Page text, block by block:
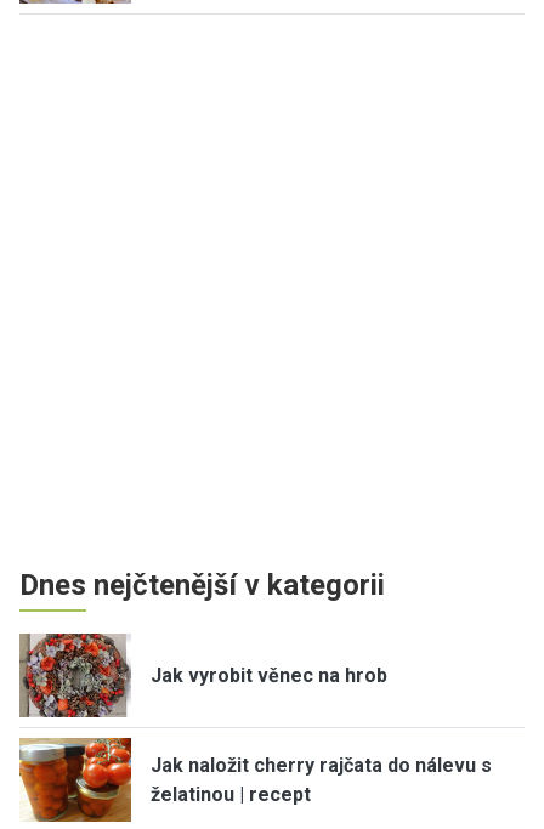
Dnes nejčtenější v kategorii
Jak vyrobit věnec na hrob
Jak naložit cherry rajčata do nálevu s
želatinou | recept